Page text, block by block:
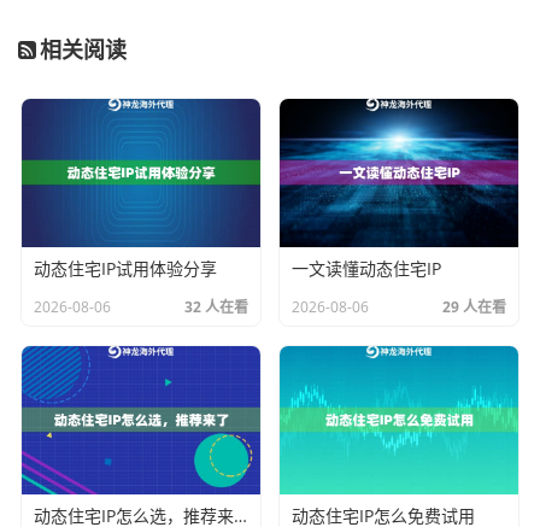
2. 访问有地域限制的内容：
不同国家的售价可能不同。为了获取全面的市场数据，
你需要使用对应地区的代理IP来模拟当地用户访问。
现代网站的反爬虫技术日益精密，
会通过IP访问频率、行为模式等多重维度进行识别。使
用动态代理IP，特别是高质量的住宅代理IP，能够让你的
采集行为更贴近真实用户，顺利绕过这些防线。
4. 进行竞争分析和市场调研：为了客观分析竞争对手的
公开信息、广告策略或社交媒体动态，使用代理IP可以
避免因直接访问而暴露自家公司的身份，获取更中立、
更全面的数据。
5. 保证主IP的网络安全： 将采集这类可能触发网站防御
相关阅读
动态住宅IP试用体验分享
2026-08-06 32 人在看
一文读懂动态住宅IP
2026-08-06 29 人在看
动态住宅IP怎么选，推荐来了 动态住宅IP怎么免费试用